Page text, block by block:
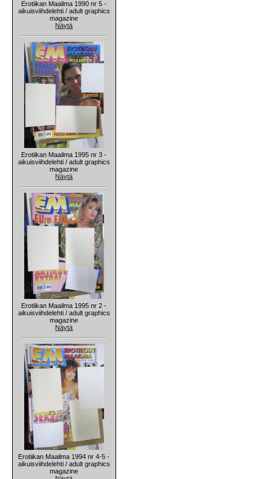
Erotiikan Maailma 1990 nr 5 -
aikuisviihdelehti / adult graphics
magazine
Näytä
Erotiikan Maailma 1995 nr 3 -
aikuisviihdelehti / adult graphics
magazine
Näytä
Erotiikan Maailma 1995 nr 2 -
aikuisviihdelehti / adult graphics
magazine
Näytä
Erotiikan Maailma 1994 nr 4-5 -
aikuisviihdelehti / adult graphics
magazine